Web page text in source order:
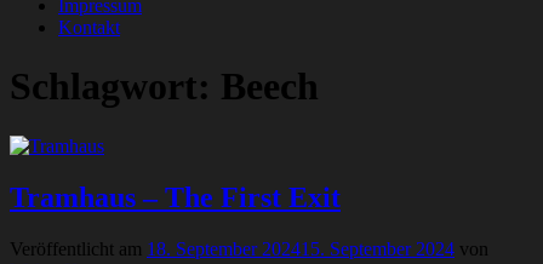
Impressum
Kontakt
Schlagwort: Beech
Tramhaus – The First Exit
Veröffentlicht am 18. September 202415. September 2024 von